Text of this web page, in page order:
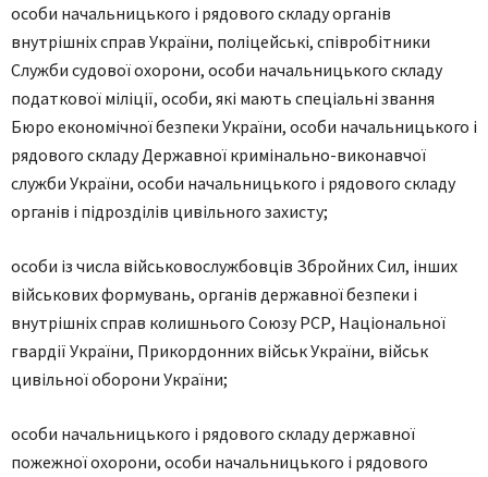
особи начальницького і рядового складу органів
внутрішніх справ України, поліцейські, співробітники
Служби судової охорони, особи начальницького складу
податкової міліції, особи, які мають спеціальні звання
Бюро економічної безпеки України, особи начальницького і
рядового складу Державної кримінально-виконавчої
служби України, особи начальницького і рядового складу
органів і підрозділів цивільного захисту;
особи із числа військовослужбовців Збройних Сил, інших
військових формувань, органів державної безпеки і
внутрішніх справ колишнього Союзу РСР, Національної
гвардії України, Прикордонних військ України, військ
цивільної оборони України;
особи начальницького і рядового складу державної
пожежної охорони, особи начальницького і рядового